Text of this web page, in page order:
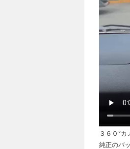
３６０°
純正のバ